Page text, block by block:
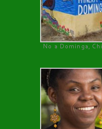
No a Dominga,